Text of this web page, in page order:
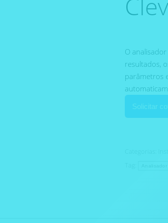
O
resultados,
parâmetros
Solicitar